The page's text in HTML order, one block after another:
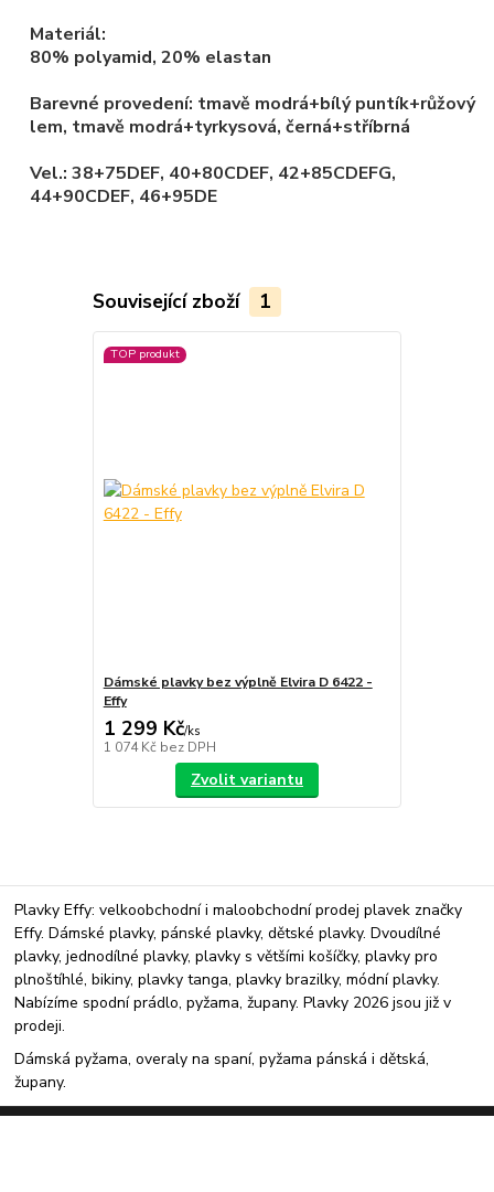
Materiál:
80% polyamid, 20% elastan
Barevné provedení: tmavě modrá+bílý puntík+růžový
lem, tmavě modrá+tyrkysová, černá+stříbrná
Vel.: 38+75DEF, 40+80CDEF, 42+85CDEFG,
44+90CDEF, 46+95DE
Související zboží 1
TOP produkt
Dámské plavky bez výplně Elvira D 6422 -
Effy
1 299 Kč/ks
1 074 Kč bez DPH
Zvolit variantu
Plavky Effy: velkoobchodní i maloobchodní prodej plavek značky
Effy. Dámské plavky, pánské plavky, dětské plavky. Dvoudílné
plavky, jednodílné plavky, plavky s většími košíčky, plavky pro
plnoštíhlé, bikiny, plavky tanga, plavky brazilky, módní plavky.
Nabízíme spodní prádlo, pyžama, župany. Plavky 2026 jsou již v
prodeji.
Dámská pyžama, overaly na spaní, pyžama pánská i dětská,
župany.